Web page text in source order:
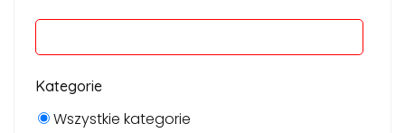
Kategorie
Wszystkie kategorie